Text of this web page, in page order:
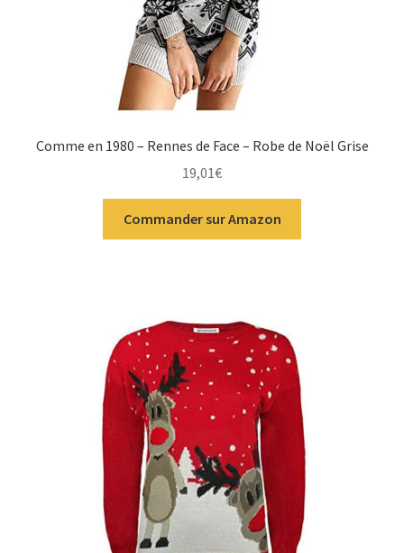
Comme en 1980 – Rennes de Face – Robe de Noël Grise
19,01€
Commander sur Amazon